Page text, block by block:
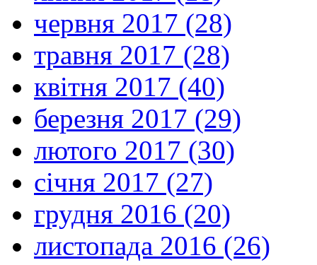
червня 2017 (28)
травня 2017 (28)
квітня 2017 (40)
березня 2017 (29)
лютого 2017 (30)
січня 2017 (27)
грудня 2016 (20)
листопада 2016 (26)